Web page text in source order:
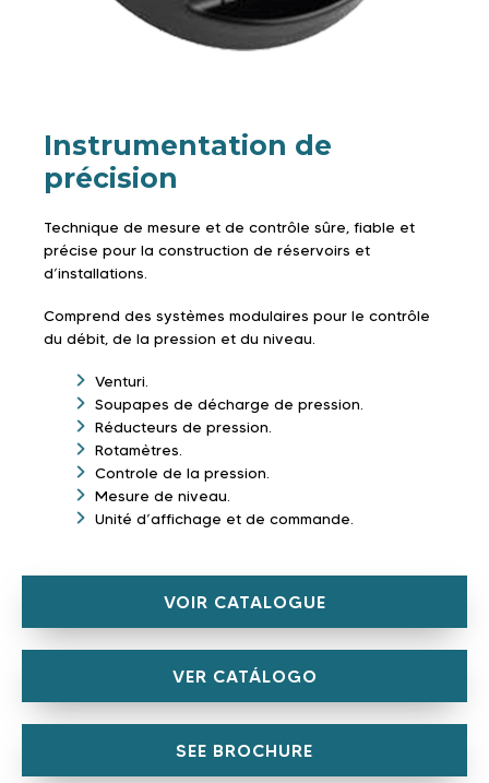
Instrumentation de
précision
Technique de mesure et de contrôle sûre, fiable et
précise pour la construction de réservoirs et
d’installations.
Comprend des systèmes modulaires pour le contrôle
du débit, de la pression et du niveau.
Venturi.
Soupapes de décharge de pression.
Réducteurs de pression.
Rotamètres.
Controle de la pression.
Mesure de niveau.
Unité d’affichage et de commande.
VOIR CATALOGUE
VER CATÁLOGO
SEE BROCHURE